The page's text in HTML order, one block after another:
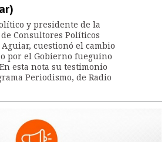
y presidente de la
Consultores Políticos
cuestionó el cambio
por el Gobierno fueguino
esta nota su testimonio
Periodismo, de Radio